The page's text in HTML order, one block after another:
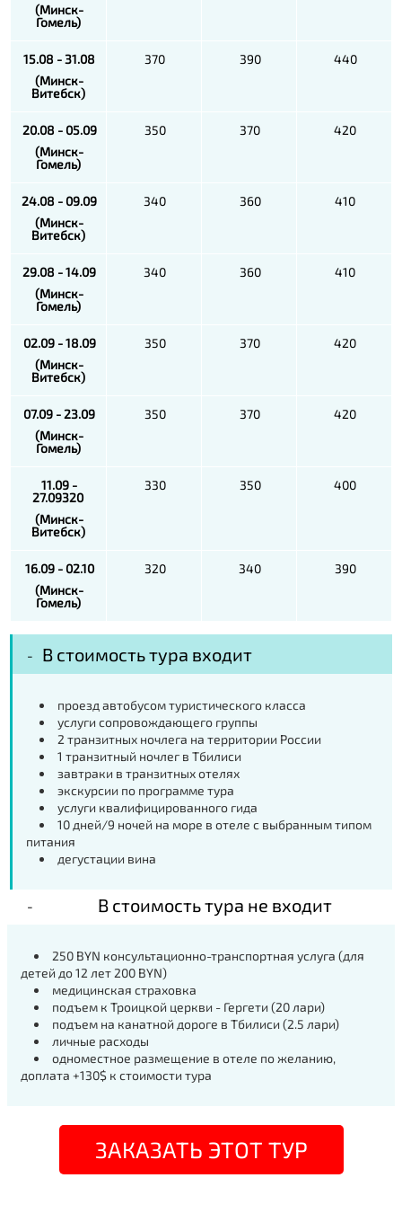
(Минск-
Гомель)
15.08 - 31.08
(Минск-
Витебск)
370 390 440
20.08 - 05.09
(Минск-
Гомель)
350 370 420
24.08 - 09.09
(Минск-
Витебск)
340 360 410
29.08 - 14.09
(Минск-
Гомель)
340 360 410
02.09 - 18.09
(Минск-
Витебск)
350 370 420
07.09 - 23.09
(Минск-
Гомель)
350 370 420
11.09 -
27.09320
(Минск-
Витебск)
330 350 400
16.09 - 02.10
(Минск-
Гомель)
320 340 390
В стоимость тура входит
проезд автобусом туристического класса
услуги сопровождающего группы
2 транзитных ночлега на территории России
1 транзитный ночлег в Тбилиси
завтраки в транзитных отелях
экскурсии по программе тура
услуги квалифицированного гида
10 дней/9 ночей на море в отеле с выбранным типом
питания
дегустации вина
В стоимость тура не входит
250 BYN консультационно-транспортная услуга (для
детей до 12 лет 200 BYN)
медицинская страховка
подъем к Троицкой церкви - Гергети (20 лари)
подъем на канатной дороге в Тбилиси (2.5 лари)
личные расходы
одноместное размещение в отеле по желанию,
доплата +130$ к стоимости тура
ЗАКАЗАТЬ ЭТОТ ТУР